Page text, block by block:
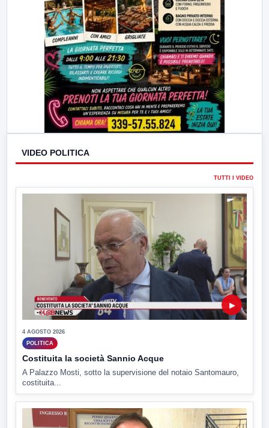
VIDEO POLITICA
TUTTI I VIDEO
▶
4 AGOSTO 2026
POLITICA
Costituita la società Sannio Acque
A Palazzo Mosti, sotto la supervisione del notaio Santomauro,
costituita...